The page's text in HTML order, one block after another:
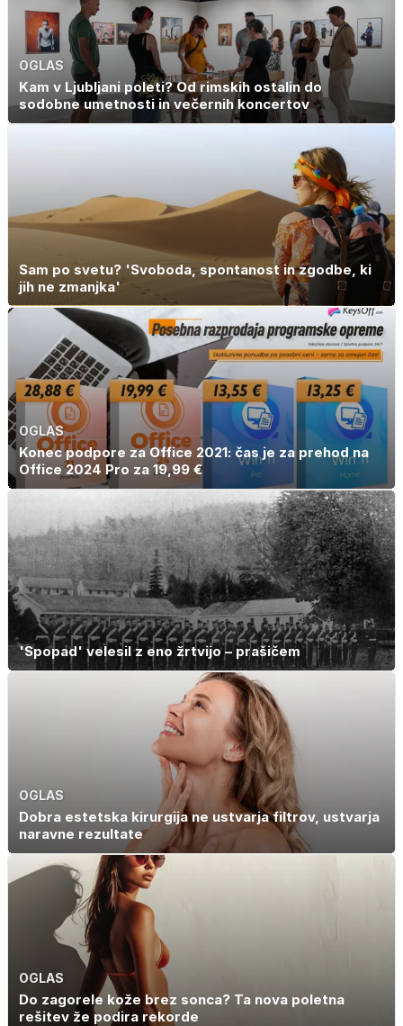
OGLAS
Kam v Ljubljani poleti? Od rimskih ostalin do
sodobne umetnosti in večernih koncertov
Sam po svetu? 'Svoboda, spontanost in zgodbe, ki
jih ne zmanjka'
OGLAS
Konec podpore za Office 2021: čas je za prehod na
Office 2024 Pro za 19,99 €
'Spopad' velesil z eno žrtvijo – prašičem
OGLAS
Dobra estetska kirurgija ne ustvarja filtrov, ustvarja
naravne rezultate
OGLAS
Do zagorele kože brez sonca? Ta nova poletna
rešitev že podira rekorde